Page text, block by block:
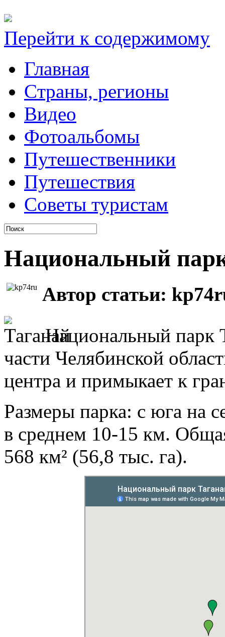
Перейти к содержимому
Главная
Cтраны, регионы
Видео
Фотоальбомы
Путешественники
Путешествия
Советы туристам
Национальный
Автор статьи:
Национальный парк
части Челябинской
центра и примыкает к
Размеры парка: с юга на
в среднем 10-15 км.
568 км² (56,8 тыс. га).